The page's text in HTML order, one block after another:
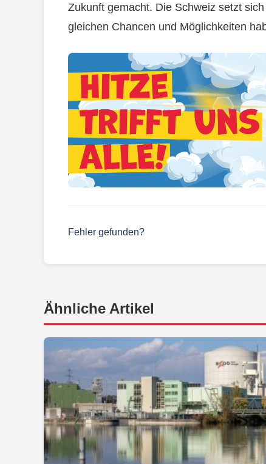
Zukunft gemacht. Die Schweiz setzt
gleichen Chancen und Möglichkeiten
Fehler gefunden?
Ähnliche Artikel